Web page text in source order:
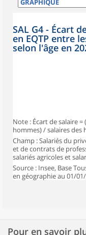
SAL G4 - Écart
en EQTP entre
selon l'âge en
Note : Écart de salaire
hommes) / salaires des
Champ : Salariés du
et de contrats de
salariés agricoles et
Source : Insee, Base
en géographie au 01/
Pour en savoir